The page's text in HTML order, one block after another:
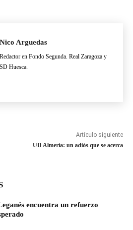
Nico Arguedas
Redactor en Fondo Segunda. Real Zaragoza y
SD Huesca.
Artículo siguiente
UD Almería: un adiós que se acerca
encuentra un refuerzo